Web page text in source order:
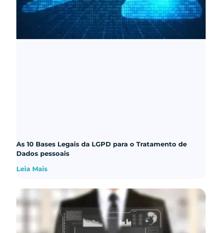
As 10 Bases Legais da LGPD para o Tratamento de
Dados pessoais
Leia Mais